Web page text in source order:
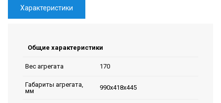
Характеристики
Общие характеристики
Вес агрегата 170
Габариты агрегата,
мм
990х418х445